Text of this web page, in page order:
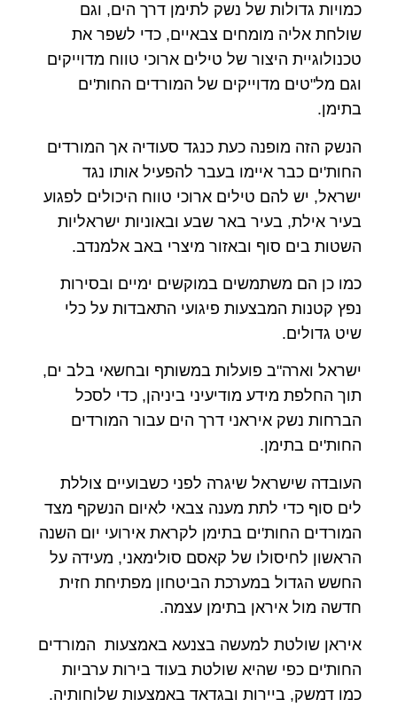
כמויות גדולות של נשק לתימן דרך הים, וגם
שולחת אליה מומחים צבאיים, כדי לשפר את
טכנולוגיית היצור של טילים ארוכי טווח מדוייקים
וגם מל"טים מדוייקים של המורדים החות'ים
בתימן.
הנשק הזה מופנה כעת כנגד סעודיה אך המורדים
החות'ים כבר איימו בעבר להפעיל אותו נגד
ישראל, יש להם טילים ארוכי טווח היכולים לפגוע
בעיר אילת, בעיר באר שבע ובאוניות ישראליות
השטות בים סוף ובאזור מיצרי באב אלמנדב.
כמו כן הם משתמשים במוקשים ימיים ובסירות
נפץ קטנות המבצעות פיגועי התאבדות על כלי
שיט גדולים.
ישראל וארה"ב פועלות במשותף ובחשאי בלב ים,
תוך החלפת מידע מודיעיני ביניהן, כדי לסכל
הברחות נשק איראני דרך הים עבור המורדים
החות'ים בתימן.
העובדה שישראל שיגרה לפני כשבועיים צוללת
לים סוף כדי לתת מענה צבאי לאיום הנשקף מצד
המורדים החות'ים בתימן לקראת אירועי יום השנה
הראשון לחיסולו של קאסם סולימאני, מעידה על
החשש הגדול במערכת הביטחון מפתיחת חזית
חדשה מול איראן בתימן עצמה.
איראן שולטת למעשה בצנעא באמצעות המורדים
החות'ים כפי שהיא שולטת בעוד בירות ערביות
כמו דמשק, ביירות ובגדאד באמצעות שלוחותיה.